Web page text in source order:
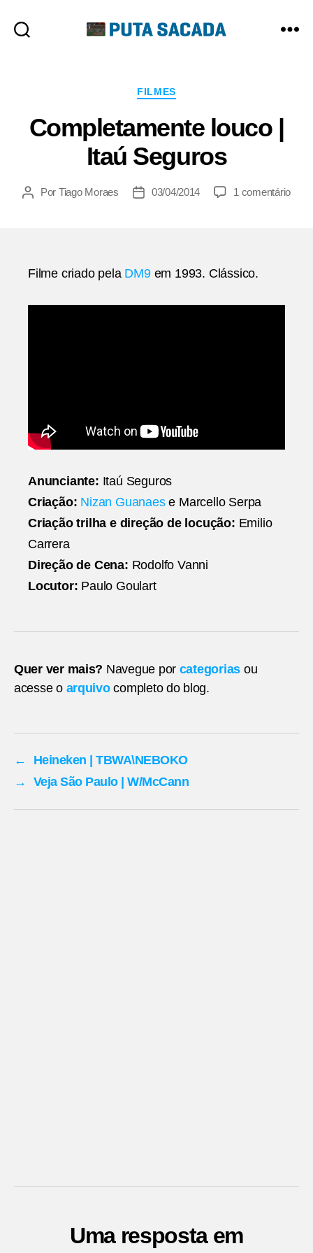
Categorias
FILMES
Completamente louco |
Itaú Seguros
Autor
Por Tiago Moraes
Data03/04/2014 1 comentárioem
Filme criado pela DM9em 1993. Clássico.
Anunciante: Itaú Seguros
Criação: Nizan Guanaese Marcello Serpa
Criação trilha e direção de locução: Emilio
Carrera
Direção de Cena: Rodolfo Vanni
Locutor: Paulo Goulart
Quer ver mais? Navegue por categorias ou
acesse o arquivocompleto do blog.
←
Heineken | TBWA\NEBOKO
→
Veja São Paulo | W/McCann
Uma resposta em